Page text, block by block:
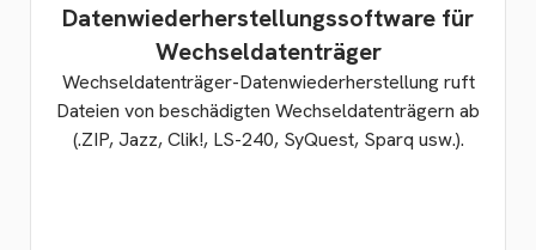
Datenwiederherstellungssoftware für
Wechseldatenträger
Wechseldatenträger-Datenwiederherstellung ruft
Dateien von beschädigten Wechseldatenträgern ab
(.ZIP, Jazz, Clik!, LS-240, SyQuest, Sparq usw.).